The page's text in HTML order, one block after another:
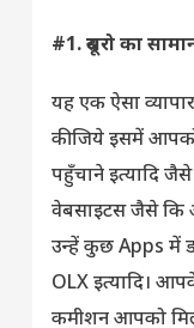
#1. दूसरो का
यह एक ऐसा
कीजिये इसमें आपको
पहुँचाने इत्यादि
वेबसाइटस जैसे कि
उन्हें कुछ Apps में
OLX इत्यादि।
कमीशन आपको